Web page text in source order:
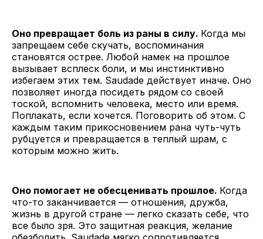
Оно превращает боль из раны в силу. Когда мы
запрещаем себе скучать, воспоминания
становятся острее. Любой намек на прошлое
вызывает всплеск боли, и мы инстинктивно
избегаем этих тем. Saudade действует иначе. Оно
позволяет иногда посидеть рядом со своей
тоской, вспомнить человека, место или время.
Поплакать, если хочется. Поговорить об этом. С
каждым таким прикосновением рана чуть-чуть
рубцуется и превращается в теплый шрам, с
которым можно жить.
Оно помогает не обесценивать прошлое. Когда
что-то заканчивается — отношения, дружба,
жизнь в другой стране — легко сказать себе, что
все было зря. Это защитная реакция, желание